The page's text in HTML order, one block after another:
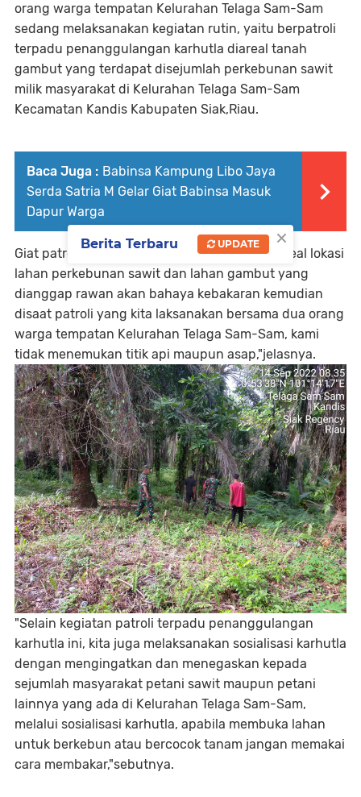
orang warga tempatan Kelurahan Telaga Sam-Sam
sedang melaksanakan kegiatan rutin, yaitu berpatroli
terpadu penanggulangan karhutla diareal tanah
gambut yang terdapat disejumlah perkebunan sawit
milik masyarakat di Kelurahan Telaga Sam-Sam
Kecamatan Kandis Kabupaten Siak,Riau.
Baca Juga : Babinsa Kampung Libo Jaya
Serda Satria M Gelar Giat Babinsa Masuk
Dapur Warga
Giat patroli hari ini adalah untuk mengecek areal lokasi
lahan perkebunan sawit dan lahan gambut yang
dianggap rawan akan bahaya kebakaran kemudian
disaat patroli yang kita laksanakan bersama dua orang
warga tempatan Kelurahan Telaga Sam-Sam, kami
tidak menemukan titik api maupun asap,"jelasnya.
"Selain kegiatan patroli terpadu penanggulangan
karhutla ini, kita juga melaksanakan sosialisasi karhutla
dengan mengingatkan dan menegaskan kepada
sejumlah masyarakat petani sawit maupun petani
lainnya yang ada di Kelurahan Telaga Sam-Sam,
melalui sosialisasi karhutla, apabila membuka lahan
untuk berkebun atau bercocok tanam jangan memakai
cara membakar,"sebutnya.
×
Berita Terbaru UPDATE